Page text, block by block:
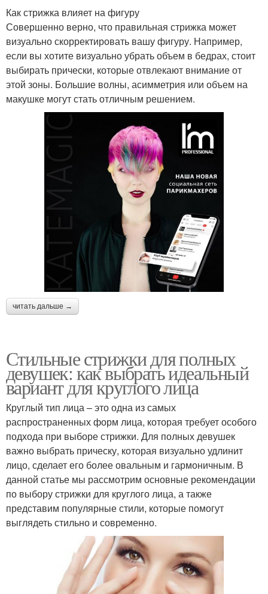
Как стрижка влияет на фигуру
Совершенно верно, что правильная стрижка может
визуально скорректировать вашу фигуру. Например,
если вы хотите визуально убрать объем в бедрах, стоит
выбирать прически, которые отвлекают внимание от
этой зоны. Большие волны, асимметрия или объем на
макушке могут стать отличным решением.
читать дальше →
Стильные стрижки для полных
девушек: как выбрать идеальный
вариант для круглого лица
Круглый тип лица – это одна из самых
распространенных форм лица, которая требует особого
подхода при выборе стрижки. Для полных девушек
важно выбрать прическу, которая визуально удлинит
лицо, сделает его более овальным и гармоничным. В
данной статье мы рассмотрим основные рекомендации
по выбору стрижки для круглого лица, а также
представим популярные стили, которые помогут
выглядеть стильно и современно.